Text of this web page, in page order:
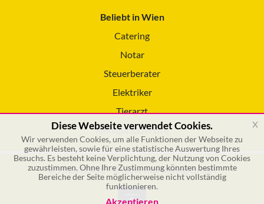
Beliebt in Wien
Catering
Notar
Steuerberater
Elektriker
Tierarzt
Reinigungsservice
© 2026 GSOL – Online Marketing GmbH
Diese Webseite verwendet Cookies.
Wir verwenden Cookies, um alle Funktionen der Webseite zu
gewährleisten, sowie für eine statistische Auswertung Ihres
Besuchs. Es besteht keine Verplichtung, der Nutzung von Cookies
zuzustimmen. Ohne Ihre Zustimmung könnten bestimmte
Bereiche der Seite möglicherweise nicht vollständig
funktionieren.
Akzeptieren
x